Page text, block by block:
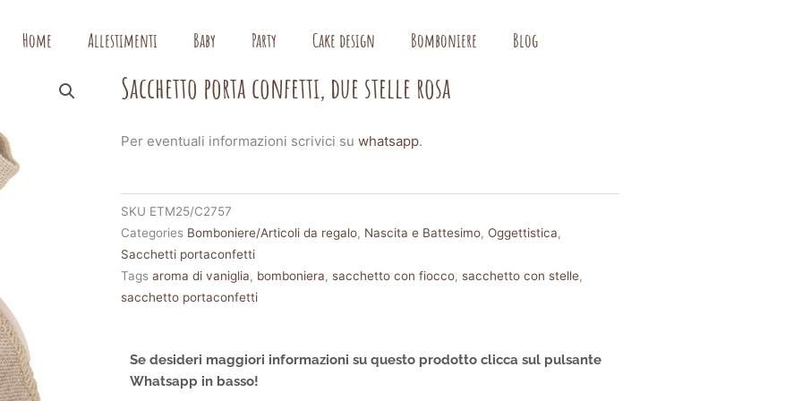
Home Allestimenti Baby Party Cake design Bomboniere Blog
Sacchetto porta confetti, due stelle rosa
Per eventuali informazioni scrivici suwhatsapp.
SKU ETM25/C2757
Categories Bomboniere/Articoli da regalo, Nascita e Battesimo,Oggettistica,
Sacchetti portaconfetti
Tags aroma di vaniglia, bomboniera,sacchetto con fiocco,sacchetto con stelle,
sacchetto portaconfetti
Se desideri maggiori informazioni su questo prodotto clicca sul pulsante
Whatsapp in basso!